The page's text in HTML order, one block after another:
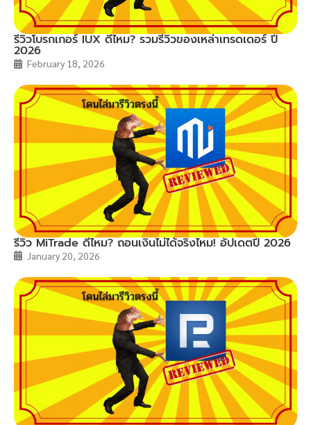
รีวิวโบรกเกอร์ IUX ดีไหม? รวมรีวิวของเหล่าเทรดเดอร์ ปี
2026
February 18, 2026
รีวิว MiTrade ดีไหม? ถอนเงินไม่ได้จริงไหม! อัปเดตปี 2026
January 20, 2026